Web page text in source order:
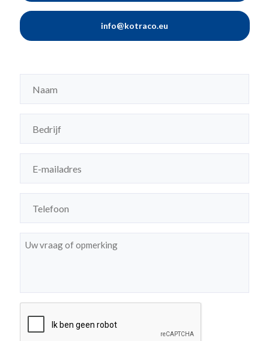
info@kotraco.eu
mailadres(Vereist)
Bericht (Vereist)